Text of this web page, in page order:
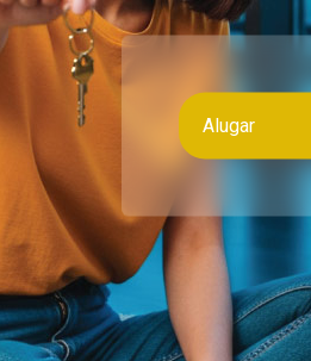
Alugar